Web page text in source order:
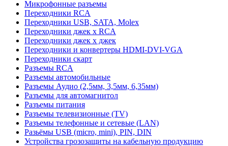
Микрофонные разъемы
Переходники RCA
Переходники USB, SATA, Molex
Переходники джек х RCA
Переходники джек х джек
Переходники и конвертеры HDMI-DVI-VGA
Переходники скарт
Разъемы RCA
Разъемы автомобильные
Разъемы Аудио (2,5мм, 3,5мм, 6,35мм)
Разъемы для автомагнитол
Разъемы питания
Разъемы телевизионные (TV)
Разъемы телефонные и сетевые (LAN)
Разьёмы USB (micro, mini), PIN, DIN
Устройства грозозащиты на кабельную продукцию